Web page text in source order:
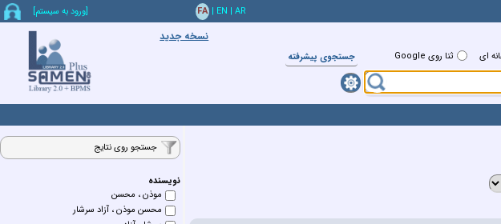
FA | EN | AR [ورود به سيستم]
نسخه جدید
اي ثنا روی Google جستجوي پيشرفته